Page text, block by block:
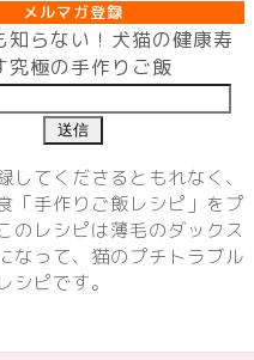
メルマガ登録
知らない！犬猫の健康寿
究極の手作りご飯
してくださるともれなく、
「手作りご飯レシピ」をプ
のレシピは薄毛のダックス
なって、猫のプチトラブル
シピです。